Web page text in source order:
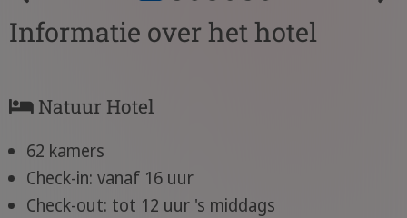
Informatie over het hotel
Natuur Hotel
62 kamers
Check-in: vanaf 16 uur
Check-out: tot 12 uur 's middags